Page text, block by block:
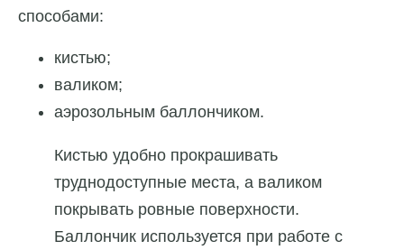
способами:
кистью;
валиком;
аэрозольным баллончиком.
Кистью удобно прокрашивать
труднодоступные места, а валиком
покрывать ровные поверхности.
Баллончик используется при работе с